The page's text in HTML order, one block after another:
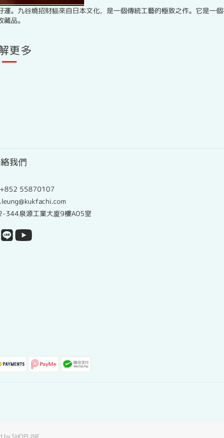
。九谷燒招財貓來自日本文化，是一個傳統工藝的極致之作。它是一
品。
更多
我們
+852 55870107
344泉源工業大廈9樓A05室
by SHOPLINE